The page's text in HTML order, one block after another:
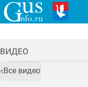
ВИДЕО
Все видео